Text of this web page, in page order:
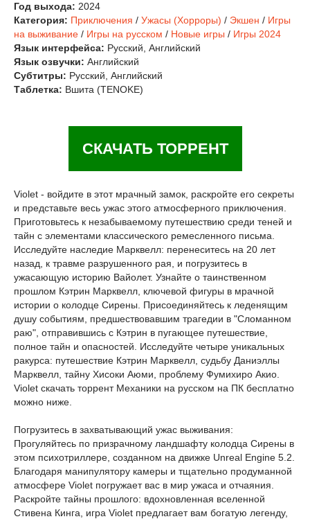
Год выхода: 2024
Категория: Приключения / Ужасы (Хорроры) / Экшен / Игры
на выживание / Игры на русском / Новые игры / Игры 2024
Язык интерфейса: Русский, Английский
Язык озвучки: Английский
Субтитры: Русский, Английский
Таблетка: Вшита (TENOKE)
СКАЧАТЬ ТОРРЕНТ
Violet - войдите в этот мрачный замок, раскройте его секреты
и представьте весь ужас этого атмосферного приключения.
Приготовьтесь к незабываемому путешествию среди теней и
тайн с элементами классического ремесленного письма.
Исследуйте наследие Марквелл: перенеситесь на 20 лет
назад, к травме разрушенного рая, и погрузитесь в
ужасающую историю Вайолет. Узнайте о таинственном
прошлом Кэтрин Марквелл, ключевой фигуры в мрачной
истории о колодце Сирены. Присоединяйтесь к леденящим
душу событиям, предшествовавшим трагедии в "Сломанном
раю", отправившись с Кэтрин в пугающее путешествие,
полное тайн и опасностей. Исследуйте четыре уникальных
ракурса: путешествие Кэтрин Марквелл, судьбу Даниэллы
Марквелл, тайну Хисоки Аюми, проблему Фумихиро Акио.
Violet скачать торрент Механики на русском на ПК бесплатно
можно ниже.
Погрузитесь в захватывающий ужас выживания:
Прогуляйтесь по призрачному ландшафту колодца Сирены в
этом психотриллере, созданном на движке Unreal Engine 5.2.
Благодаря манипулятору камеры и тщательно продуманной
атмосфере Violet погружает вас в мир ужаса и отчаяния.
Раскройте тайны прошлого: вдохновленная вселенной
Стивена Кинга, игра Violet предлагает вам богатую легенду,